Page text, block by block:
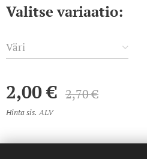
Valitse variaatio:
Väri
2,00€ 2,70€
Hinta sis. ALV